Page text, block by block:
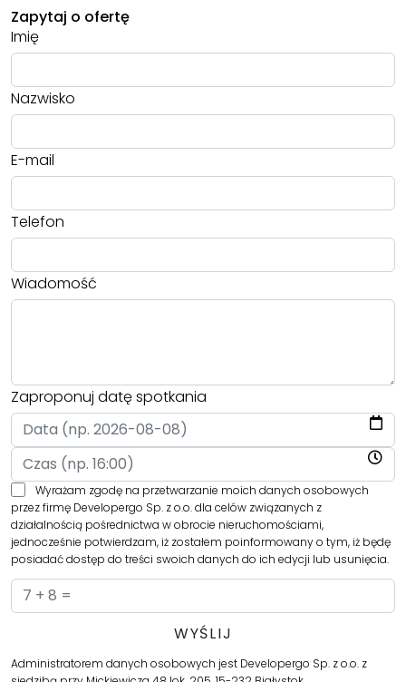
Zapytaj o ofertę
Imię
Nazwisko
E-mail
Telefon
Wiadomość
Zaproponuj datę spotkania
Wyrażam zgodę na przetwarzanie moich danych osobowych
przez firmę Developergo Sp. z o.o. dla celów związanych z
działalnością pośrednictwa w obrocie nieruchomościami,
jednocześnie potwierdzam, iż zostałem poinformowany o tym, iż będę
posiadać dostęp do treści swoich danych do ich edycji lub usunięcia.
Administratorem danych osobowych jest Developergo Sp. z o.o. z